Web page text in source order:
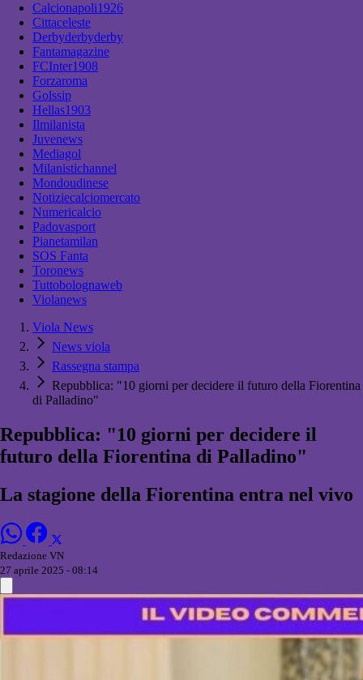
Calcionapoli1926
Cittaceleste
Derbyderbyderby
Fantamagazine
FCInter1908
Forzaroma
Golssip
Hellas1903
Ilmilanista
Juvenews
Mediagol
Milanistichannel
Mondoudinese
Notiziecalciomercato
Numericalcio
Padovasport
Pianetamilan
SOS Fanta
Toronews
Tuttobolognaweb
Violanews
Viola News
News viola
Rassegna stampa
Repubblica: "10 giorni per decidere il futuro della Fiorentina
di Palladino"
Repubblica: "10 giorni per decidere il
futuro della Fiorentina di Palladino"
La stagione della Fiorentina entra nel vivo
Redazione VN
27 aprile 2025 - 08:14